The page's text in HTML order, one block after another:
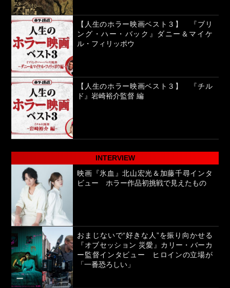
【人生のホラー映画ベスト３】 『ブリ
ング・ハー・バック』ダニー＆マイケ
ル・フィリッポウ
【人生のホラー映画ベスト３】 『チル
ド』岩崎裕介監督 編
INTERVIEW
映画『氷血』北山宏光＆加藤千尋インタ
ビュー ホラー作品初挑戦で見えたもの
おまじないで“好きな人”を振り向かせる
『オブセッション 災愛』カリー・バーカ
ー監督インタビュー ヒロインの立場が
「一番恐ろしい」